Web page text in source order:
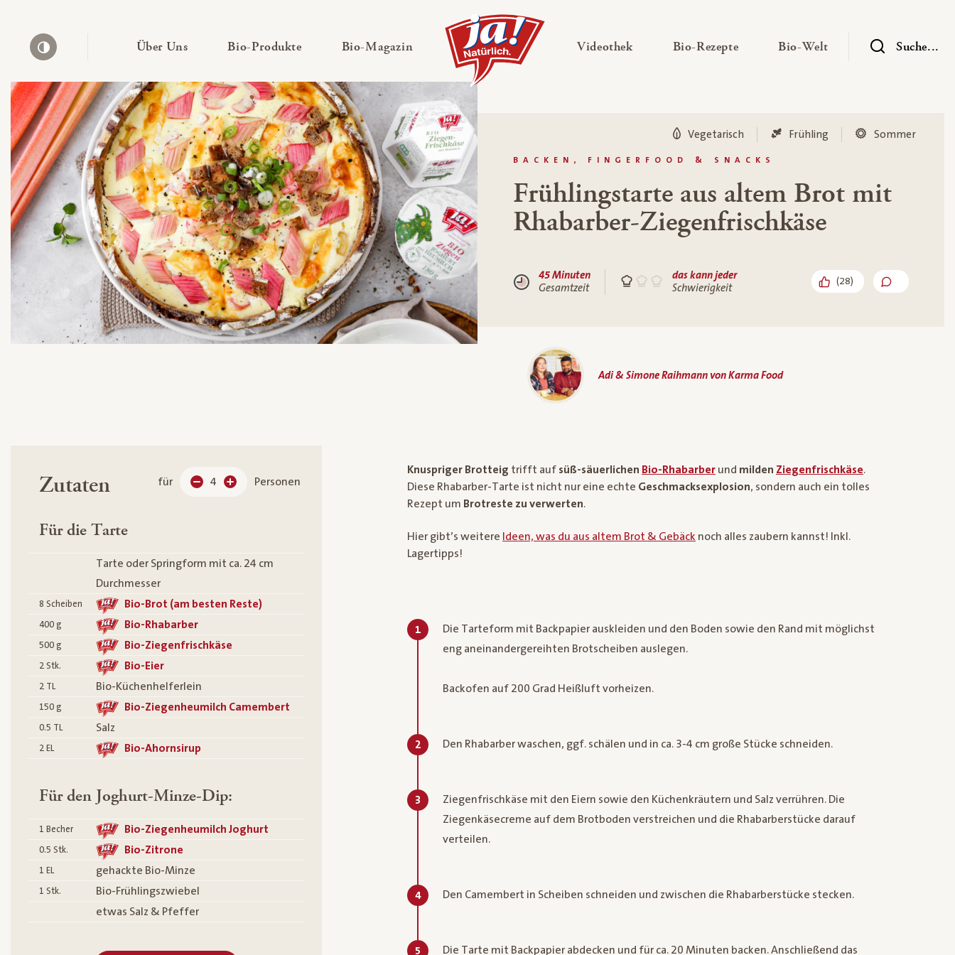
Über Uns— Untermenü ausklappen
Bio-Produkte— Untermenü ausklappen
Bio-Magazin — Untermenü ausklappen Videothek— Untermenü ausklappen
Bio-Rezepte— Untermenü ausklappen
Bio-Welt — UntermenüSuche...
BACKEN, FINGERFOOD & SNACKS
Vegetarisch Frühling Sommer
Frühlingstarte aus altem Brot mit
Rhabarber-Ziegenfrischkäse
45 Minuten
Gesamtzeit
das kann jeder
Schwierigkeit
(28)
Adi & Simone Raihmann von Karma Food
Zutaten für 4 Personen
Für die Tarte
Tarte oder Springform mit ca. 24 cm
Durchmesser
8 Scheiben Bio-Brot (am besten Reste)
400 g Bio-Rhabarber
500 g Bio-Ziegenfrischkäse
2 Stk. Bio-Eier
2 TL Bio-Küchenhelferlein
150 g Bio-Ziegenheumilch Camembert
0.5 TL Salz
2 EL Bio-Ahornsirup
Für den Joghurt-Minze-Dip:
1 Becher Bio-Ziegenheumilch Joghurt
0.5 Stk. Bio-Zitrone
1 EL gehackte Bio-Minze
1 Stk.
Bio-Frühlingszwiebel
etwas Salz & Pfeffer
Knuspriger Brotteig trifft auf süß-säuerlichen Bio-Rhabarber und milden Ziegenfrischkäse.
Diese Rhabarber-Tarte ist nicht nur eine echte Geschmacksexplosion, sondern auch ein tolles
Rezept um Brotreste zu verwerten.
Hier gibt’s weitere Ideen, was du aus altem Brot & Gebäck noch alles zaubern kannst! Inkl.
Lagertipps!
1
Die Tarteform mit Backpapier auskleiden und den Boden sowie den Rand mit möglichst
eng aneinandergereihten Brotscheiben auslegen.
Backofen auf 200 Grad Heißluft vorheizen.
2 Den Rhabarber waschen, ggf. schälen und in ca. 3-4 cm große Stücke schneiden.
3
Ziegenfrischkäse mit den Eiern sowie den Küchenkräutern und Salz verrühren. Die
Ziegenkäsecreme auf dem Brotboden verstreichen und die Rhabarberstücke darauf
verteilen.
4 Den Camembert in Scheiben schneiden und zwischen die Rhabarberstücke stecken.
5
Die Tarte mit Backpapier abdecken und für ca. 20 Minuten backen. Anschließend das